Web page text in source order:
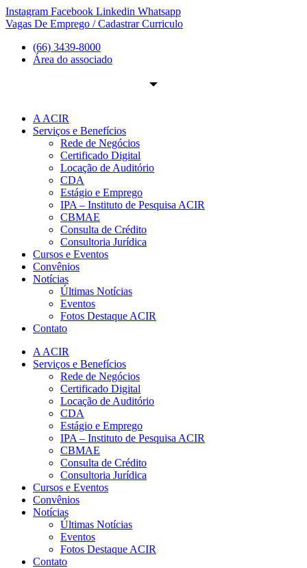
Ir
para
conteúdo
Instagram Facebook Linkedin Whatsapp
Vagas De Emprego / Cadastrar Curriculo
(66) 3439-8000
Área do associado
A ACIR
Serviços e Benefícios
Rede de Negócios
Certificado Digital
Locação de Auditório
CDA
Estágio e Emprego
IPA – Instituto de Pesquisa ACIR
CBMAE
Consulta de Crédito
Consultoria Jurídica
Cursos e Eventos
Convênios
Notícias
Últimas Notícias
Eventos
Fotos Destaque ACIR
Contato
A ACIR
Serviços e Benefícios
Rede de Negócios
Certificado Digital
Locação de Auditório
CDA
Estágio e Emprego
IPA – Instituto de Pesquisa ACIR
CBMAE
Consulta de Crédito
Consultoria Jurídica
Cursos e Eventos
Convênios
Notícias
Últimas Notícias
Eventos
Fotos Destaque ACIR
Contato